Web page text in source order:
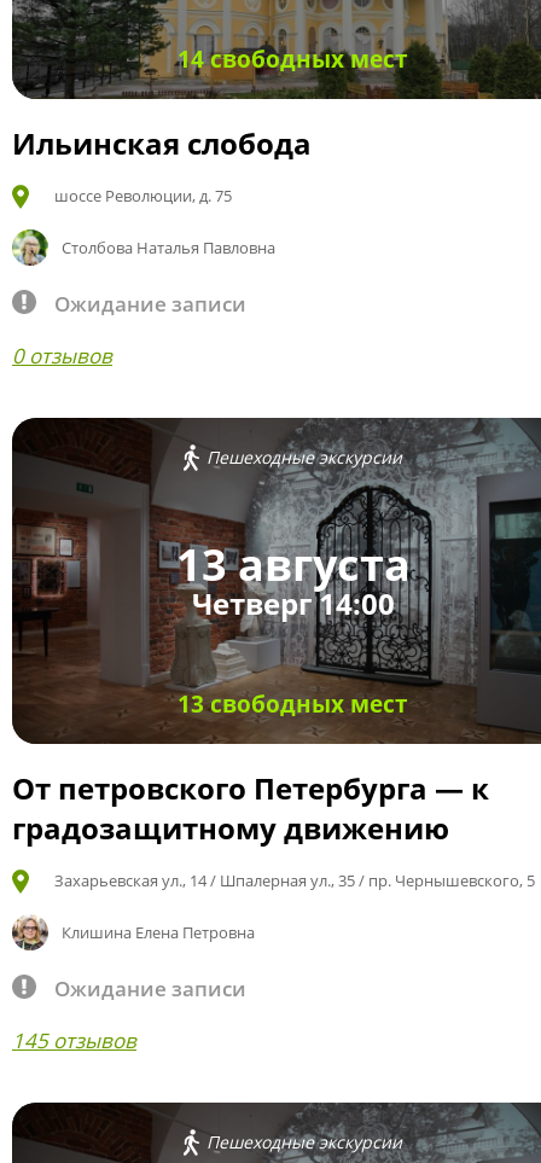
14 свободных мест
Ильинская слобода
шоссе Революции, д. 75
Столбова Наталья Павловна
Ожидание записи
0 отзывов
Пешеходные экскурсии
13 августа
Четверг 14:00
13 свободных мест
От петровского Петербурга — к
градозащитному движению
Захарьевская ул., 14 / Шпалерная ул., 35 / пр. Чернышевского, 5
Клишина Елена Петровна
Ожидание записи
145 отзывов
Пешеходные экскурсии